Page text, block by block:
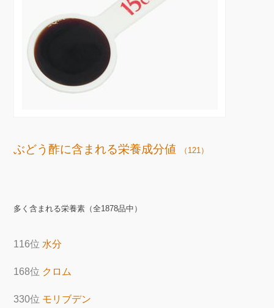
ぶどう酢に含まれる栄養成分値 （121）
多く含まれる栄養素（全1878品中）
116位 水分
168位 クロム
330位 モリブデン